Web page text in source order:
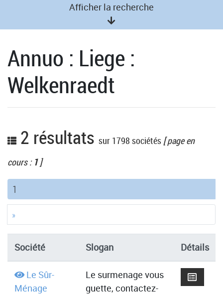
Afficher la recherche
Annuo : Liege :
Welkenraedt
2 résultats sur 1798 sociétés [ page en
cours : 1]
1
»
Société Slogan Détails
Le Sûr-
Ménage
Le surmenage vous
guette, contactez-